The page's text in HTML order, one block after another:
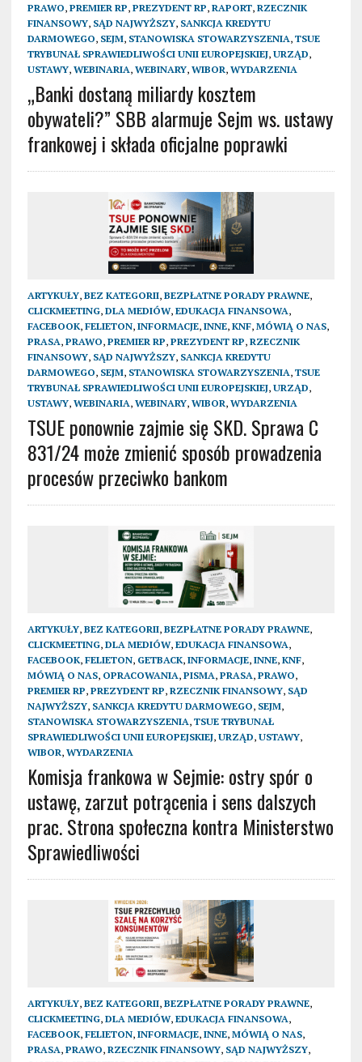
PRAWO, PREMIER RP, PREZYDENT RP, RAPORT, RZECZNIK
FINANSOWY, SĄD NAJWYŻSZY, SANKCJA KREDYTU
DARMOWEGO, SEJM, STANOWISKA STOWARZYSZENIA, TSUE
TRYBUNAŁ SPRAWIEDLIWOŚCI UNII EUROPEJSKIEJ, URZĄD,
USTAWY, WEBINARIA, WEBINARY, WIBOR, WYDARZENIA
„Banki dostaną miliardy kosztem
obywateli?” SBB alarmuje Sejm ws. ustawy
frankowej i składa oficjalne poprawki
ARTYKUŁY, BEZ KATEGORII, BEZPŁATNE PORADY PRAWNE,
CLICKMEETING, DLA MEDIÓW, EDUKACJA FINANSOWA,
FACEBOOK, FELIETON, INFORMACJE, INNE, KNF, MÓWIĄ O NAS,
PRASA, PRAWO, PREMIER RP, PREZYDENT RP, RZECZNIK
FINANSOWY, SĄD NAJWYŻSZY, SANKCJA KREDYTU
DARMOWEGO, SEJM, STANOWISKA STOWARZYSZENIA, TSUE
TRYBUNAŁ SPRAWIEDLIWOŚCI UNII EUROPEJSKIEJ, URZĄD,
USTAWY, WEBINARIA, WEBINARY, WIBOR, WYDARZENIA
TSUE ponownie zajmie się SKD. Sprawa C
831/24 może zmienić sposób prowadzenia
procesów przeciwko bankom
ARTYKUŁY, BEZ KATEGORII, BEZPŁATNE PORADY PRAWNE,
CLICKMEETING, DLA MEDIÓW, EDUKACJA FINANSOWA,
FACEBOOK, FELIETON, GETBACK, INFORMACJE, INNE, KNF,
MÓWIĄ O NAS, OPRACOWANIA, PISMA, PRASA, PRAWO,
PREMIER RP, PREZYDENT RP, RZECZNIK FINANSOWY, SĄD
NAJWYŻSZY, SANKCJA KREDYTU DARMOWEGO, SEJM,
STANOWISKA STOWARZYSZENIA, TSUE TRYBUNAŁ
SPRAWIEDLIWOŚCI UNII EUROPEJSKIEJ, URZĄD, USTAWY,
WIBOR, WYDARZENIA
Komisja frankowa w Sejmie: ostry spór o
ustawę, zarzut potrącenia i sens dalszych
prac. Strona społeczna kontra Ministerstwo
Sprawiedliwości
ARTYKUŁY, BEZ KATEGORII, BEZPŁATNE PORADY PRAWNE,
CLICKMEETING, DLA MEDIÓW, EDUKACJA FINANSOWA,
FACEBOOK, FELIETON, INFORMACJE, INNE, MÓWIĄ O NAS,
PRASA, PRAWO, RZECZNIK FINANSOWY, SĄD NAJWYŻSZY,